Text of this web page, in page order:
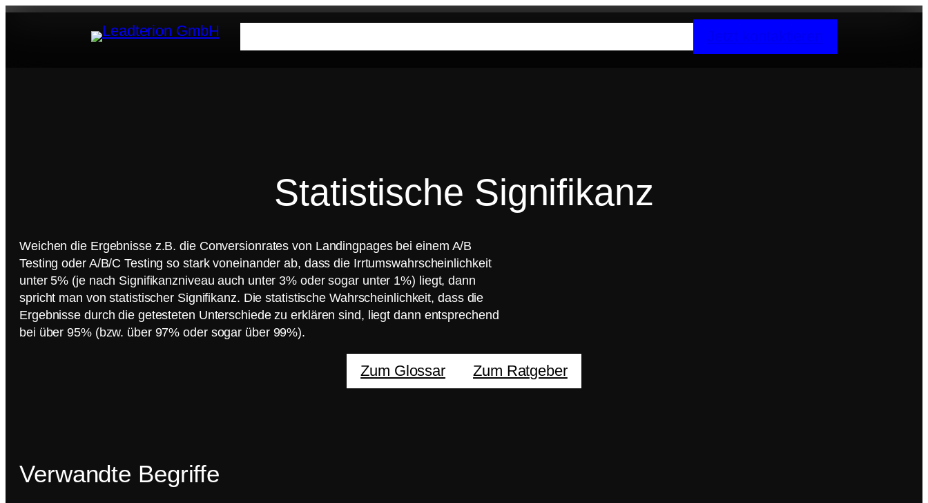
Statistische Signifikanz
Weichen die Ergebnisse z.B. die Conversionrates von Landingpages bei einem A/B
Testing oder A/B/C Testing so stark voneinander ab, dass die Irrtumswahrscheinlichkeit
unter 5% (je nach Signifikanzniveau auch unter 3% oder sogar unter 1%) liegt, dann
spricht man von statistischer Signifikanz. Die statistische Wahrscheinlichkeit, dass die
Ergebnisse durch die getesteten Unterschiede zu erklären sind, liegt dann entsprechend
bei über 95% (bzw. über 97% oder sogar über 99%).
Zum Glossar Zum Ratgeber
Verwandte Begriffe